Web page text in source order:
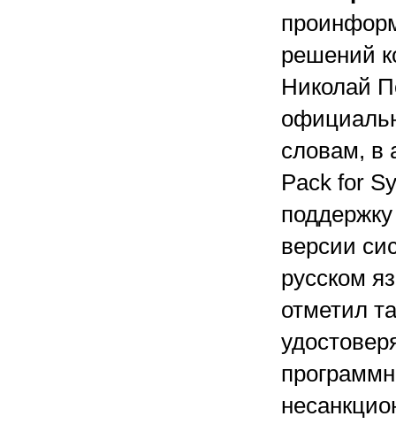
решений
Николай
словам, в
Pack for
версии
русском
отметил